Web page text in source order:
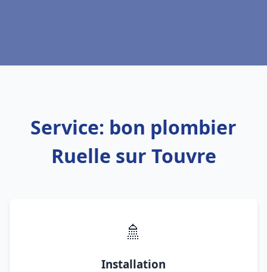
Service: bon plombier
Ruelle sur Touvre
🚿
Installation